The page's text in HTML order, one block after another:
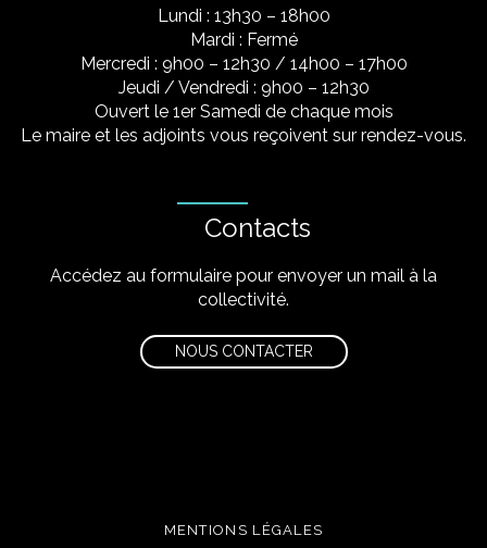
Lundi : 13h30 – 18h00
Mardi : Fermé
Mercredi : 9h00 – 12h30 / 14h00 – 17h00
Jeudi / Vendredi : 9h00 – 12h30
Ouvert le 1er Samedi de chaque mois
Le maire et les adjoints vous reçoivent sur rendez-vous.
Contacts
Accédez au formulaire pour envoyer un mail à la
collectivité.
NOUS CONTACTER
MENTIONS LÉGALES